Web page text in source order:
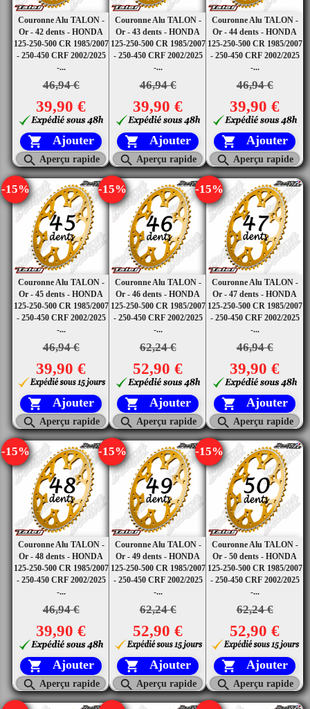
Couronne Alu TALON -
Or - 42 dents - HONDA
125-250-500 CR 1985/2007
- 250-450 CRF 2002/2025
-...
46,94 €
39,90 €
 Ajouter
 Aperçu rapide
Couronne Alu TALON -
Or - 43 dents - HONDA
125-250-500 CR 1985/2007
- 250-450 CRF 2002/2025
-...
46,94 €
39,90 €
 Ajouter
 Aperçu rapide
Couronne Alu TALON -
Or - 44 dents - HONDA
125-250-500 CR 1985/2007
- 250-450 CRF 2002/2025
-...
46,94 €
39,90 €
 Ajouter
 Aperçu rapide
Couronne Alu TALON -
Or - 45 dents - HONDA
125-250-500 CR 1985/2007
- 250-450 CRF 2002/2025
-...
46,94 €
-15%
39,90 €
 Ajouter
 Aperçu rapide
Couronne Alu TALON -
Or - 46 dents - HONDA
125-250-500 CR 1985/2007
- 250-450 CRF 2002/2025
-...
62,24 €
-15%
52,90 €
 Ajouter
 Aperçu rapide
Couronne Alu TALON -
Or - 47 dents - HONDA
125-250-500 CR 1985/2007
- 250-450 CRF 2002/2025
-...
46,94 €
-15%
39,90 €
 Ajouter
 Aperçu rapide
Couronne Alu TALON -
Or - 48 dents - HONDA
125-250-500 CR 1985/2007
- 250-450 CRF 2002/2025
-...
46,94 €
-15%
39,90 €
 Ajouter
 Aperçu rapide
Couronne Alu TALON -
Or - 49 dents - HONDA
125-250-500 CR 1985/2007
- 250-450 CRF 2002/2025
-...
62,24 €
-15%
52,90 €
 Ajouter
 Aperçu rapide
Couronne Alu TALON -
Or - 50 dents - HONDA
125-250-500 CR 1985/2007
- 250-450 CRF 2002/2025
-...
62,24 €
-15%
52,90 €
 Ajouter
 Aperçu rapide